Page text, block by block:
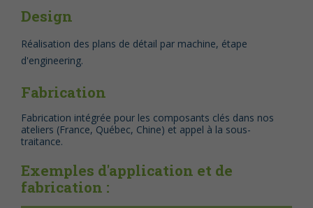
Design
Réalisation des plans de détail par machine, étape
d'engineering.
Fabrication
Fabrication intégrée pour les composants clés dans nos
ateliers (France, Québec, Chine) et appel à la sous-
traitance.
Exemples d'application et de
fabrication :